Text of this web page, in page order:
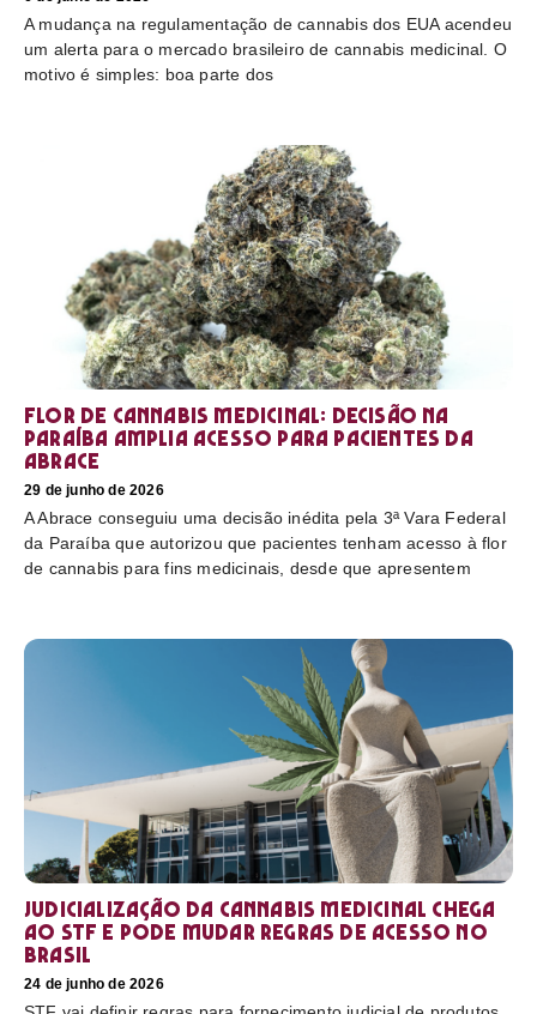
A mudança na regulamentação de cannabis dos EUA acendeu
um alerta para o mercado brasileiro de cannabis medicinal. O
motivo é simples: boa parte dos
Flor de cannabis medicinal: decisão na
Paraíba amplia acesso para pacientes da
Abrace
29 de junho de 2026
A Abrace conseguiu uma decisão inédita pela 3ª Vara Federal
da Paraíba que autorizou que pacientes tenham acesso à flor
de cannabis para fins medicinais, desde que apresentem
Judicialização da cannabis medicinal chega
ao STF e pode mudar regras de acesso no
Brasil
24 de junho de 2026